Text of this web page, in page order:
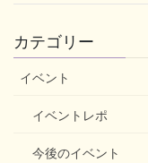
カテゴリー
イベント
イベントレポ
今後のイベント